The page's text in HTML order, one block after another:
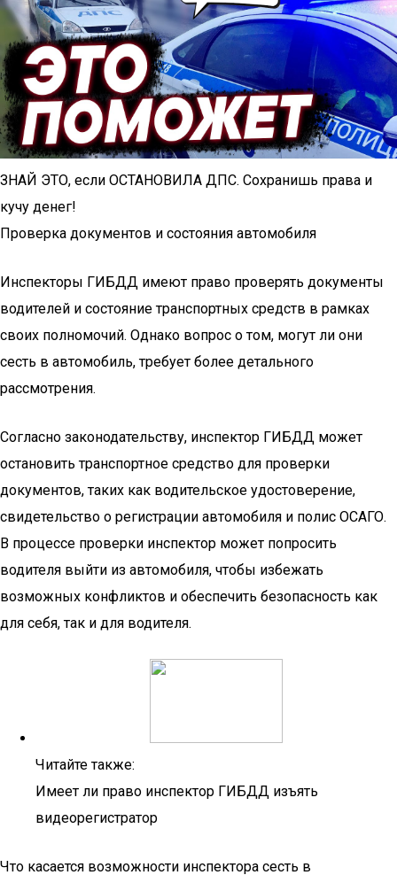
ЗНАЙ ЭТО, если ОСТАНОВИЛА ДПС. Сохранишь права и
кучу денег!
Проверка документов и состояния автомобиля
Инспекторы ГИБДД имеют право проверять документы
водителей и состояние транспортных средств в рамках
своих полномочий. Однако вопрос о том, могут ли они
сесть в автомобиль, требует более детального
рассмотрения.
Согласно законодательству, инспектор ГИБДД может
остановить транспортное средство для проверки
документов, таких как водительское удостоверение,
свидетельство о регистрации автомобиля и полис ОСАГО.
В процессе проверки инспектор может попросить
водителя выйти из автомобиля, чтобы избежать
возможных конфликтов и обеспечить безопасность как
для себя, так и для водителя.
Читайте также:
Имеет ли право инспектор ГИБДД изъять
видеорегистратор
Что касается возможности инспектора сесть в